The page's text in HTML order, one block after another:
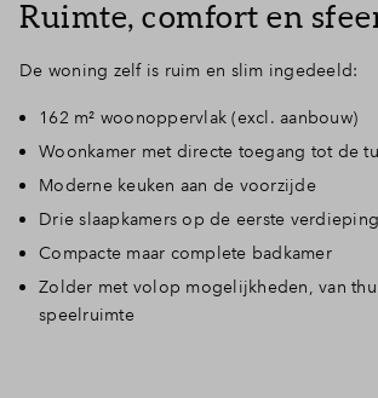
Ruimte, comfort en
De woning zelf is ruim en slim ingedeeld:
162 m² woonoppervlak (excl. aanbouw)
Woonkamer met directe toegang tot de
Moderne keuken aan de voorzijde
Drie slaapkamers op de eerste verdieping
Compacte maar complete badkamer
Zolder met volop mogelijkheden, van
speelruimte